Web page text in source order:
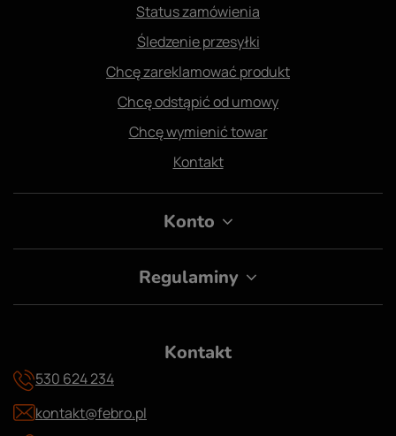
Status zamówienia
Śledzenie przesyłki
Chcę zareklamować produkt
Chcę odstąpić od umowy
Chcę wymienić towar
Kontakt
Konto
Regulaminy
Kontakt
530 624 234
kontakt@febro.pl